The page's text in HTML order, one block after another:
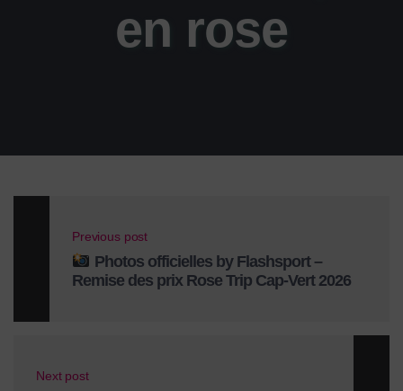
en rose
Previous post
Photos officielles by Flashsport –
Remise des prix Rose Trip Cap-Vert 2026
Next post